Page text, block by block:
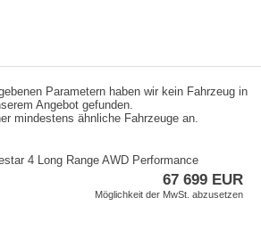
Parametern haben wir kein Fahrzeug in
Angebot gefunden.
mindestens ähnliche Fahrzeuge an.
4 Long Range AWD Performance
67 699 EUR
Möglichkeit der MwSt. abzusetzen